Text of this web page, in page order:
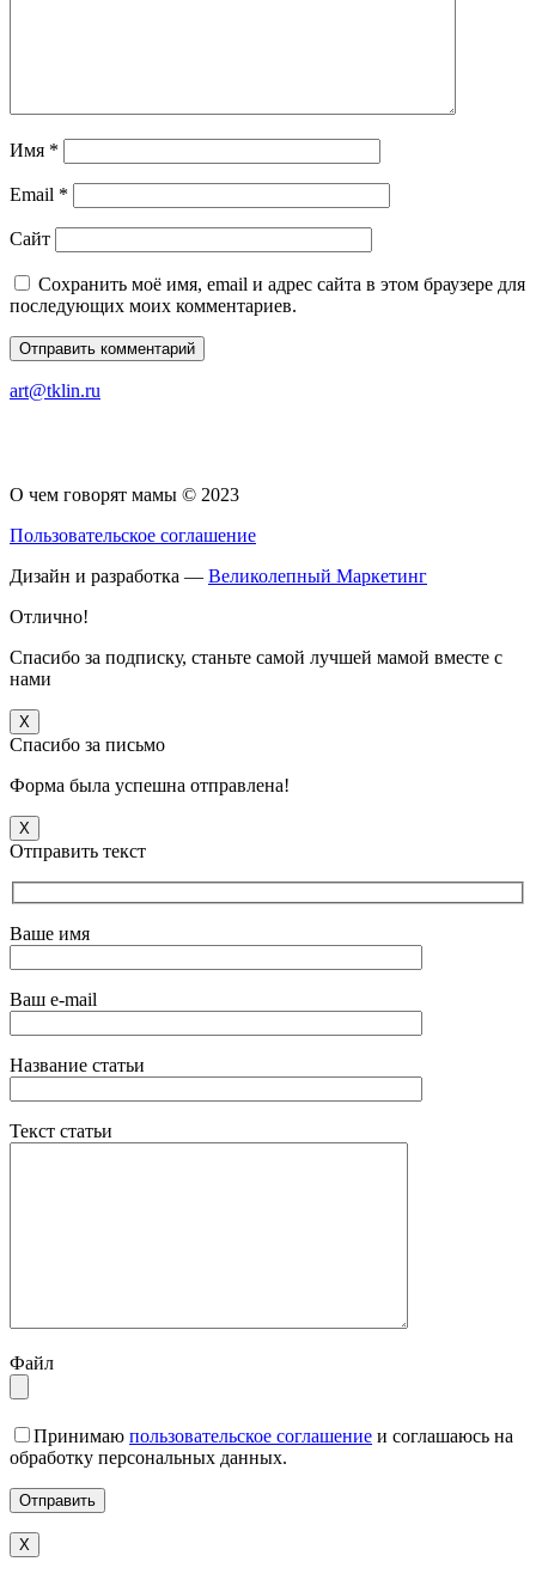
Имя *
Email *
Сайт
Сохранить моё имя, email и адрес сайта в этом браузере для
последующих моих комментариев.
art@tklin.ru
О чем говорят мамы © 2023
Пользовательское соглашение
Дизайн и разработка — Великолепный Маркетинг
Отлично!
Спасибо за подписку, станьте самой лучшей мамой вместе с
нами
X
Спасибо за письмо
Форма была успешна отправлена!
X
Отправить текст
Ваше имя
Ваш e-mail
Название статьи
Текст статьи
Файл
Принимаю пользовательское соглашение и соглашаюсь на
обработку персональных данных.
X